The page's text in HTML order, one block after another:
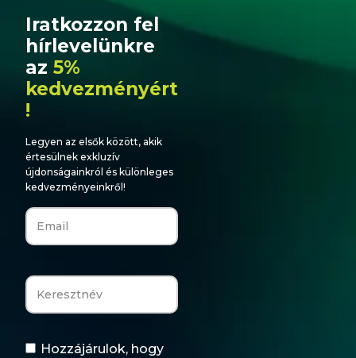
Iratkozzon fel
hírlevelünkre
az 5%
kedvezményért
!
Legyen az elsők között, akik
értesülnek exkluzív
újdonságainkról és különleges
kedvezményeinkről!
Hozzájárulok, hogy